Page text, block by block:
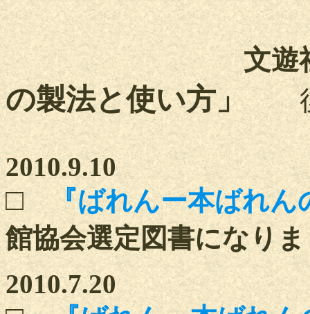
文遊
の製法と使い方」
2010.9.10
□
『ばれんー本ばれん
館協会選定図書になり
2010.7.20